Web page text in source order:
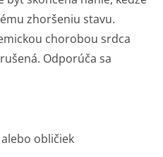
zhoršeniu stavu.
chorobou srdca
Odporúča sa
obličiek